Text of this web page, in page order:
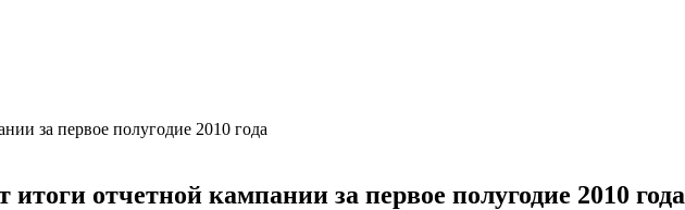
за первое полугодие 2010 года
отчетной кампании за первое полугодие 2010 года